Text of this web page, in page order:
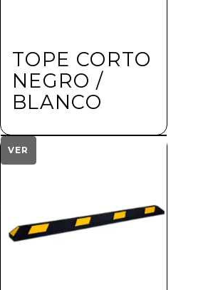
TOPE CORTO
NEGRO /
BLANCO
$142.50
VER